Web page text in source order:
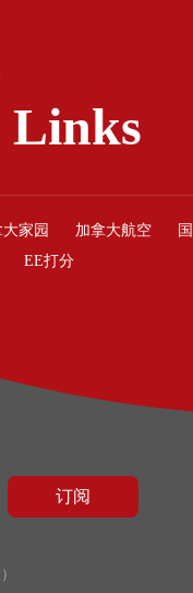
Links
家园 加拿大航空
EE打分